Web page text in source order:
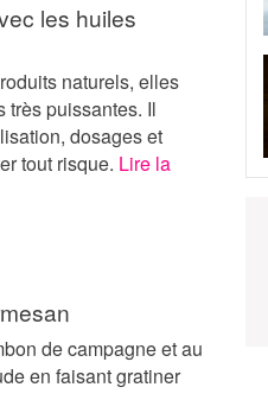
les huiles
naturels, elles
très puissantes. Il
dosages et
tout risque. Lire la
de campagne et au
en faisant gratiner